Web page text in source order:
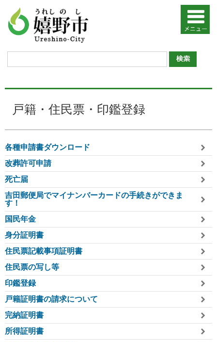
戸籍・住民票・印鑑登録
各種申請書ダウンロード
改葬許可申請
死亡届
吉田郵便局でマイナンバーカードの手続きができま
す！
国民年金
身分証明書
住民票記載事項証明書
住民票の写し等
印鑑登録
戸籍証明書の請求について
完納証明書
所得証明書